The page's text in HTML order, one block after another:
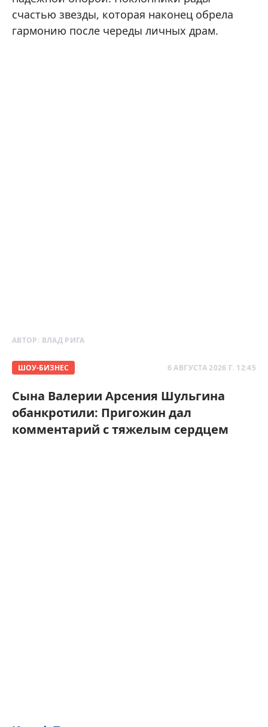
счастью звезды, которая наконец обрела
гармонию после череды личных драм.
АВТОР: ВЛАД РИГА
ШОУ-БИЗНЕС 6 АВГУСТА 2026 Г. 12:45
Сына Валерии Арсения Шульгина
обанкротили: Пригожин дал
комментарий с тяжелым сердцем